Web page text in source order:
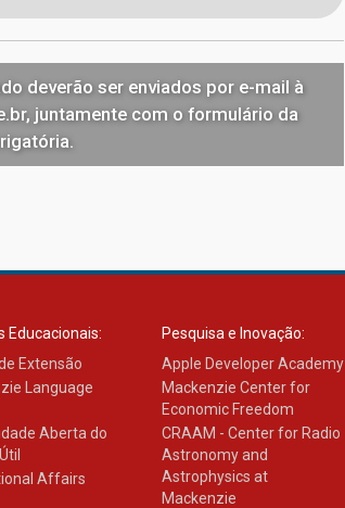
deverão ser enviados por e-mail à
juntamente com o formulário da
Educacionais:
Extensão
Language
Aberta do
Affairs
Pesquisa e Inovação:
Apple Developer Academy
Mackenzie Center for
Economic Freedom
CRAAM - Center for Radio
Astronomy and
Astrophysics at
Mackenzie